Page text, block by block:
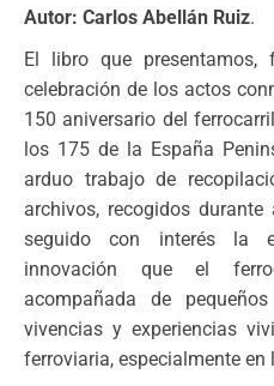
Autor: Carlos Abellán Ruiz.
El libro que
celebración de los actos
150 aniversario del
los 175 de la España
arduo trabajo de
archivos, recogidos
seguido con interés la
innovación que el
acompañada de
vivencias y experiencias
ferroviaria, especialmente en